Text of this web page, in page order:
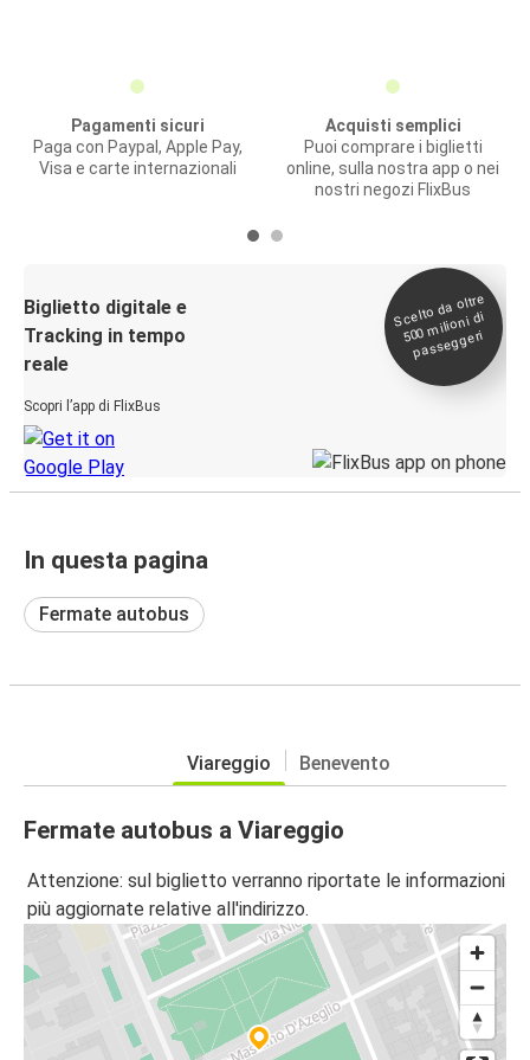
Pagamenti sicuri
Paga con Paypal, Apple Pay,
Visa e carte internazionali
Acquisti semplici
Puoi comprare i biglietti
online, sulla nostra app o nei
nostri negozi FlixBus
Biglietto digitale e
Tracking in tempo
reale
Scopri l’app di FlixBus
Scelto da oltre
500
milioni di
passeggeri
In questa pagina
Fermate autobus
Viareggio Benevento
Fermate autobus a Viareggio
Attenzione: sul biglietto verranno riportate le informazioni
più aggiornate relative all'indirizzo.